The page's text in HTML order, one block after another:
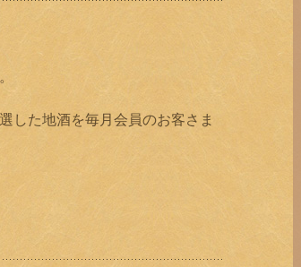
した地酒を毎月会員のお客さま